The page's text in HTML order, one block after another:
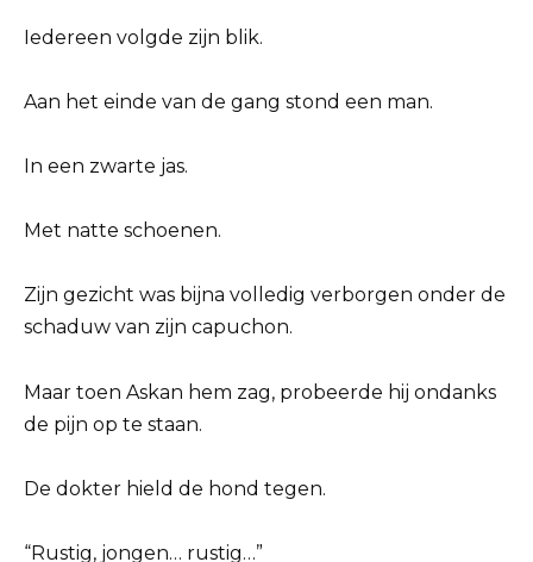
Iedereen volgde zijn blik.
Aan het einde van de gang stond een man.
In een zwarte jas.
Met natte schoenen.
Zijn gezicht was bijna volledig verborgen onder de
schaduw van zijn capuchon.
Maar toen Askan hem zag, probeerde hij ondanks
de pijn op te staan.
De dokter hield de hond tegen.
“Rustig, jongen… rustig…”